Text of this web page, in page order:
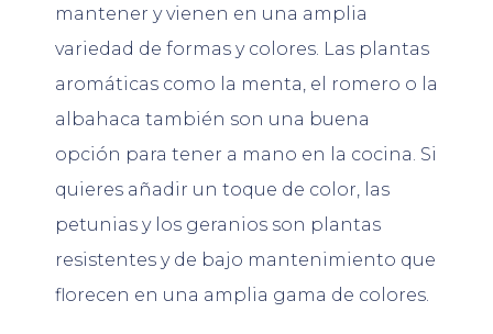
mantener y vienen en una amplia
variedad de formas y colores. Las plantas
aromáticas como la menta, el romero o la
albahaca también son una buena
opción para tener a mano en la cocina. Si
quieres añadir un toque de color, las
petunias y los geranios son plantas
resistentes y de bajo mantenimiento que
florecen en una amplia gama de colores.